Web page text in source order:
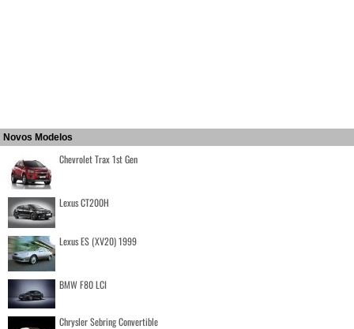
Novos Modelos
Chevrolet Trax 1st Gen
Lexus CT200H
Lexus ES (XV20) 1999
BMW F80 LCI
Chrysler Sebring Convertible